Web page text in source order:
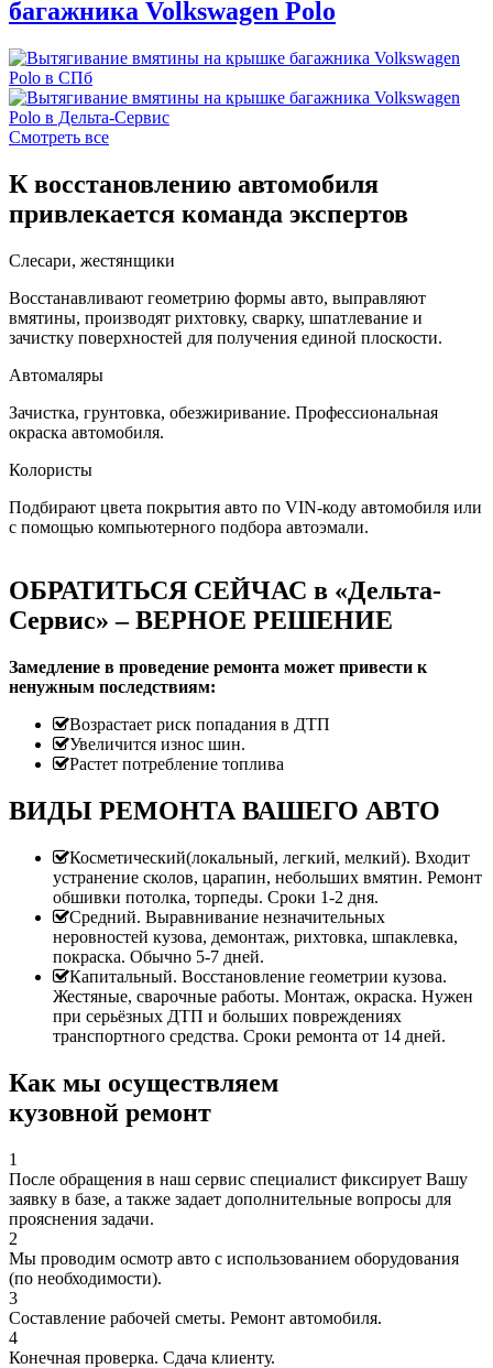
багажника Volkswagen Polo
Смотреть все
К восстановлению автомобиля
привлекается команда экспертов
Слесари, жестянщики
Восстанавливают геометрию формы авто, выправляют
вмятины, производят рихтовку, сварку, шпатлевание и
зачистку поверхностей для получения единой плоскости.
Автомаляры
Зачистка, грунтовка, обезжиривание. Профессиональная
окраска автомобиля.
Колористы
Подбирают цвета покрытия авто по VIN-коду автомобиля или
с помощью компьютерного подбора автоэмали.
ОБРАТИТЬСЯ СЕЙЧАС в «Дельта-
Сервис» – ВЕРНОЕ РЕШЕНИЕ
Замедление в проведение ремонта может привести к
ненужным последствиям:
Возрастает риск попадания в ДТП
Увеличится износ шин.
Растет потребление топлива
ВИДЫ РЕМОНТА ВАШЕГО АВТО
Косметический(локальный, легкий, мелкий). Входит
устранение сколов, царапин, небольших вмятин. Ремонт
обшивки потолка, торпеды. Сроки 1-2 дня.
Средний. Выравнивание незначительных
неровностей кузова, демонтаж, рихтовка, шпаклевка,
покраска. Обычно 5-7 дней.
Капитальный. Восстановление геометрии кузова.
Жестяные, сварочные работы. Монтаж, окраска. Нужен
при серьёзных ДТП и больших повреждениях
транспортного средства. Сроки ремонта от 14 дней.
Как мы осуществляем
кузовной ремонт
1
После обращения в наш сервис специалист фиксирует Вашу
заявку в базе, а также задает дополнительные вопросы для
прояснения задачи.
2
Мы проводим осмотр авто с использованием оборудования
(по необходимости).
3
Составление рабочей сметы. Ремонт автомобиля.
4
Конечная проверка. Сдача клиенту.